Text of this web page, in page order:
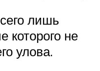
лишь
которого не
улова.